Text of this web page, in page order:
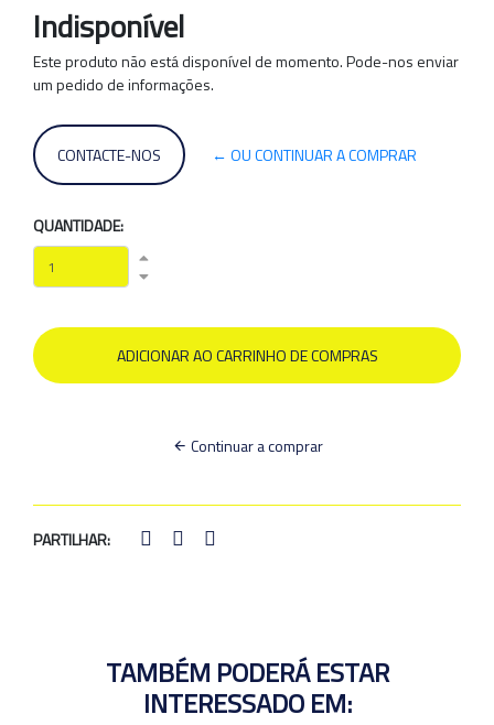
Indisponível
Este produto não está disponível de momento. Pode-nos enviar
um pedido de informações.
CONTACTE-NOS ← OU CONTINUAR A COMPRAR
QUANTIDADE:
Continuar a comprar
PARTILHAR:
TAMBÉM PODERÁ ESTAR
INTERESSADO EM: